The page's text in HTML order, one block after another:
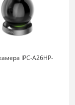
IPC-A26HP-